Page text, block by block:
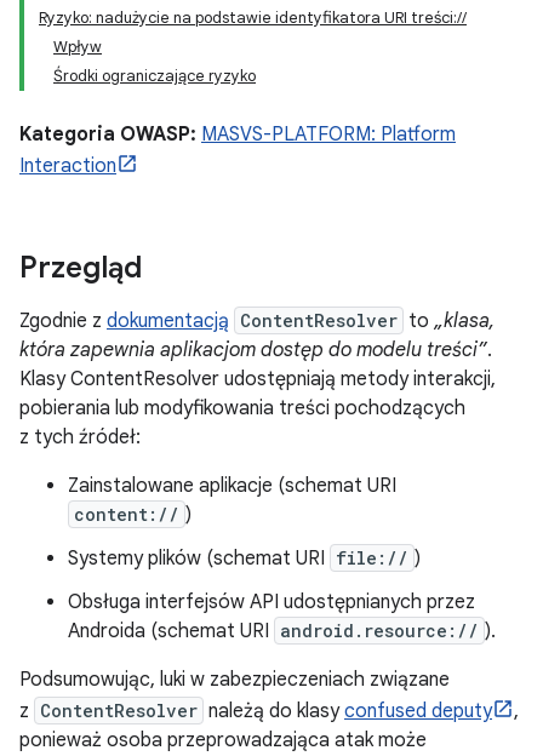
Ryzyko: nadużycie na podstawie identyfikatora URI treści://
Wpływ
Środki ograniczające ryzyko
Kategoria OWASP: MASVS-PLATFORM: Platform
Interaction
Przegląd
Zgodnie z dokumentacją ContentResolver to „klasa,
która zapewnia aplikacjom dostęp do modelu treści”.
Klasy ContentResolver udostępniają metody interakcji,
pobierania lub modyfikowania treści pochodzących
z tych źródeł:
Zainstalowane aplikacje (schemat URI
content:// )
Systemy plików (schemat URI file:// )
Obsługa interfejsów API udostępnianych przez
Androida (schemat URI android.resource:// ).
Podsumowując, luki w zabezpieczeniach związane
z ContentResolver należą do klasyconfused deputy
,
ponieważ osoba przeprowadzająca atak może